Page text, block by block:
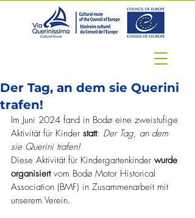
Der Tag, an dem sie Querini
trafen!
Im Juni 2024 fand in Bodø eine zweistufige
Aktivität für Kinder statt: Der Tag, an dem
sie Querini trafen!
Diese Aktivität für Kindergartenkinder wurde
organisiert vom Bodø Motor Historical
Association (BMF) in Zusammenarbeit mit
unserem Verein.